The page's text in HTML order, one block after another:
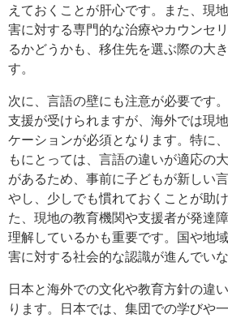
えておくことが肝心です。また、現
害に対する専門的な治療やカウンセ
るかどうかも、移住先を選ぶ際の大
す。
次に、言語の壁にも注意が必要です
支援が受けられますが、海外では現
ケーションが必須となります。特に
もにとっては、言語の違いが適応の
があるため、事前に子どもが新しい
やし、少しでも慣れておくことが助
た、現地の教育機関や支援者が発達
理解しているかも重要です。国や地
害に対する社会的な認識が進んでい
日本と海外での文化や教育方針の違
ります。日本では、集団での学びや